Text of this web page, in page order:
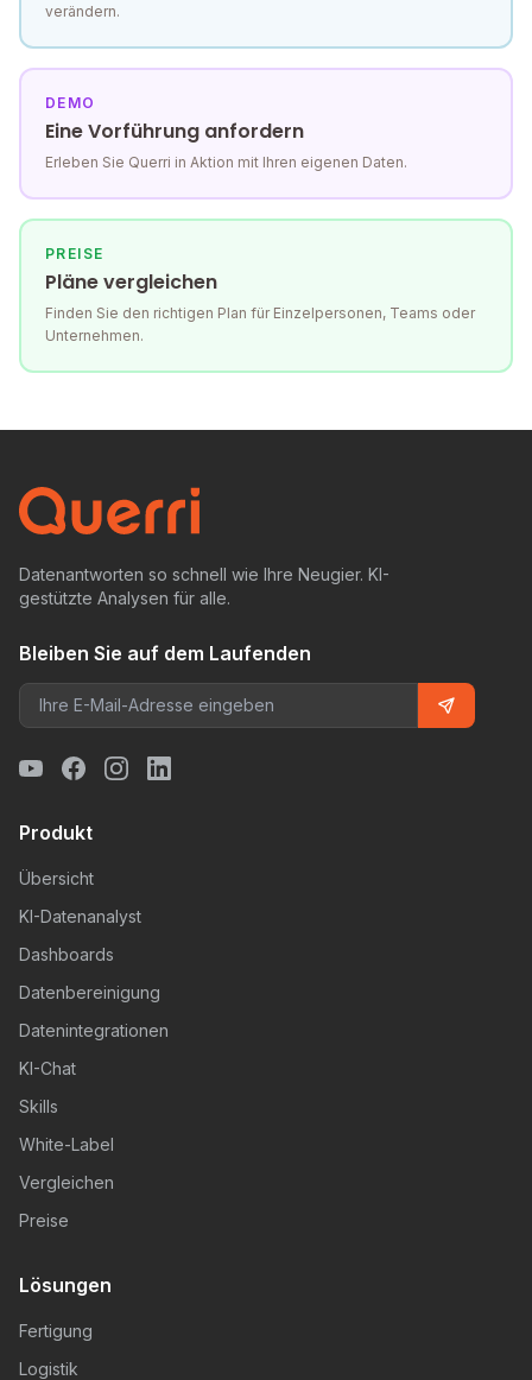
verändern.
DEMO
Eine Vorführung anfordern
Erleben Sie Querri in Aktion mit Ihren eigenen Daten.
PREISE
Pläne vergleichen
Finden Sie den richtigen Plan für Einzelpersonen, Teams oder
Unternehmen.
Datenantworten so schnell wie Ihre Neugier. KI-
gestützte Analysen für alle.
Bleiben Sie auf dem Laufenden
Produkt
Übersicht
KI-Datenanalyst
Dashboards
Datenbereinigung
Datenintegrationen
KI-Chat
Skills
White-Label
Vergleichen
Preise
Lösungen
Fertigung
Logistik